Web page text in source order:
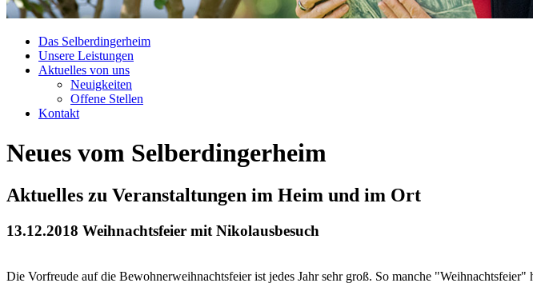
Das Selberdingerheim
Unsere Leistungen
Aktuelles von uns
Neuigkeiten
Offene Stellen
Kontakt
Neues vom Selberdingerheim
Aktuelles zu Veranstaltungen im Heim und im Ort
13.12.2018 Weihnachtsfeier mit Nikolausbesuch
Die Vorfreude auf die Bewohnerweihnachtsfeier ist jedes Jahr sehr groß. So manche